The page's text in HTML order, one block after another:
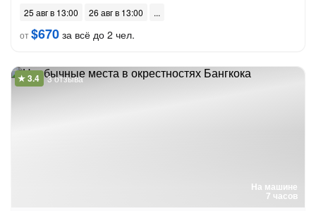
25 авг в 13:00
26 авг в 13:00
от$670 за всё до 2 чел.
На машине
7 часов
3 отзыва